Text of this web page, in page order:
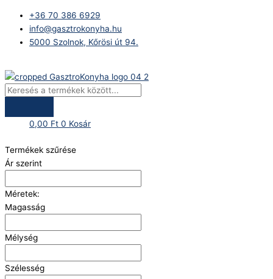
content
+36 70 386 6929
info@gasztrokonyha.hu
5000 Szolnok, Kőrösi út 94.
search
0,00 Ft 0 Kosár
Termékek szűrése
Ár szerint
Méretek:
Magasság
Mélység
Szélesség